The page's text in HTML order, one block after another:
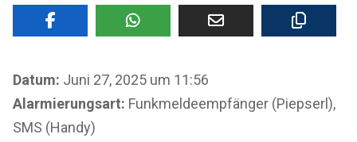
Datum: Juni 27, 2025 um 11:56
Alarmierungsart: Funkmeldeempfänger (Piepserl),
SMS (Handy)